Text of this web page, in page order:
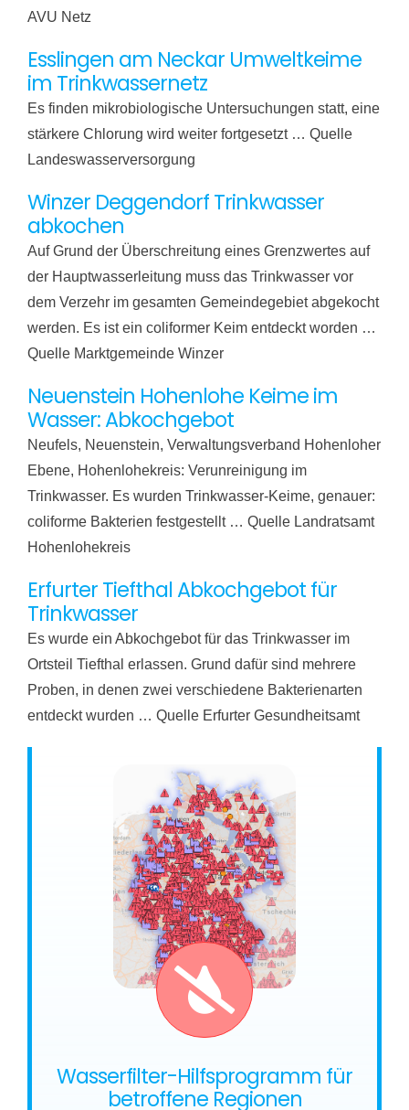
AVU Netz
Esslingen am Neckar Umweltkeime
im Trinkwassernetz
Es finden mikrobiologische Untersuchungen statt, eine
stärkere Chlorung wird weiter fortgesetzt … Quelle
Landeswasserversorgung
Winzer Deggendorf Trinkwasser
abkochen
Auf Grund der Überschreitung eines Grenzwertes auf
der Hauptwasserleitung muss das Trinkwasser vor
dem Verzehr im gesamten Gemeindegebiet abgekocht
werden. Es ist ein coliformer Keim entdeckt worden …
Quelle Marktgemeinde Winzer
Neuenstein Hohenlohe Keime im
Wasser: Abkochgebot
Neufels, Neuenstein, Verwaltungsverband Hohenloher
Ebene, Hohenlohekreis: Verunreinigung im
Trinkwasser. Es wurden Trinkwasser-Keime, genauer:
coliforme Bakterien festgestellt … Quelle Landratsamt
Hohenlohekreis
Erfurter Tiefthal Abkochgebot für
Trinkwasser
Es wurde ein Abkochgebot für das Trinkwasser im
Ortsteil Tiefthal erlassen. Grund dafür sind mehrere
Proben, in denen zwei verschiedene Bakterienarten
entdeckt wurden … Quelle Erfurter Gesundheitsamt
Wasserfilter-Hilfsprogramm für
betroffene Regionen